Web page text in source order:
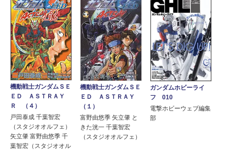
機動戦士ガンダムＳＥ
ＥＤ ＡＳＴＲＡＹ
Ｒ （４）
戸田泰成 千葉智宏
（スタジオオルフェ）
矢立肇 富野由悠季 千
葉智宏（スタジオオル
機動戦士ガンダムＳＥ
ＥＤ ＡＳＴＲＡＹ
（１）
富野由悠季 矢立肇 と
きた洸一 千葉智宏
（スタジオオルフェ）
ガンダムホビーライ
フ 010
電撃ホビーウェブ編集
部